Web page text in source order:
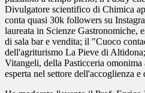
Divulgatore scientifico di Chimica
conta quasi 30k followers su
laureata in Scienze Gastronomiche,
di sala bar e vendita; il "Cuoco
dell'agriturismo La Pieve di
Vitangeli, della Pasticceria omonima
esperta nel settore dell'accoglienza